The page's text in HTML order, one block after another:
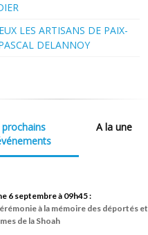
LES ARTISANS DE PAIX-
DELANNOY
prochains
A la une
6 septembre à 09h45 :
à la mémoire des déportés et
de la Shoah